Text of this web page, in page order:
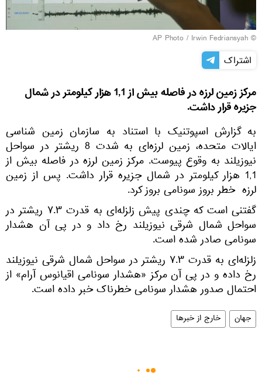
© AP Photo / Irwin Fedriansyah
اشتراک
مرکز زمین لرزه در فاصله بیش از 1,1 هزار کیلومتر در شمال
جزیره قرار داشت.
به گزارش اسپوتنیک با استناد به سازمان زمین شناسی
ایالات متحده، زمین لرزه‌ای به شدت 8 ریشتر در سواحل
نیوزیلند به وقوع پیوست. مرکز زمین لرزه در فاصله بیش از
1,1 هزار کیلومتر در شمال جزیره قرار داشت. پس از زمین
لرزه خطر بروز سونامی بروز کرد.
گفتنی است که چندی پیش زلزله‌ای به قدرت ۷.۳ ریشتر در
سواحل شمال شرقی نیوزیلند رخ داد و در پی آن هشدار
سونامی صادر شده است.
زلزله‌ای به قدرت ۷.۳ ریشتر در سواحل شمال شرقی نیوزیلند
رخ داده و در پی آن مرکز «هشدار سونامی اقیانوس آرام» از
احتمال صدور هشدار سونامی خطرناک خبر داده است.
جهان خارج از خبرها